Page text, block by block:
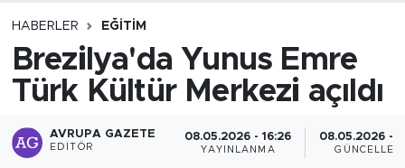
HABERLER EĞİTİM
Brezilya'da Yunus Emre
Türk Kültür Merkezi açıldı
AVRUPA GAZETE
EDITÖR
08.05.2026 - 16:26
YAYINLANMA
08.05.2026 -